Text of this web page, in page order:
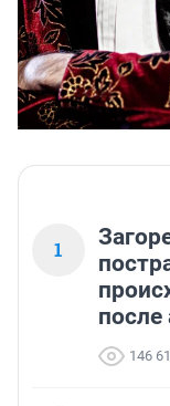
1
146